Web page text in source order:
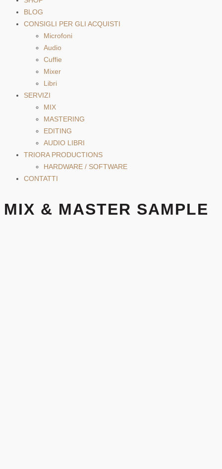
BLOG
CONSIGLI PER GLI ACQUISTI
Microfoni
Audio
Cuffie
Mixer
Libri
SERVIZI
MIX
MASTERING
EDITING
AUDIO LIBRI
TRIORA PRODUCTIONS
HARDWARE / SOFTWARE
CONTATTI
MIX & MASTER SAMPLE